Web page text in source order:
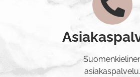
asiakaspalvelu.